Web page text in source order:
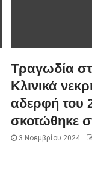
Τραγωδία
Κλινικά
αδερφή του
σκοτώθηκε
3 Νοεμβρίου 2024